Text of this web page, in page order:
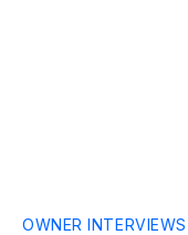
OWNER INTERVIEWS